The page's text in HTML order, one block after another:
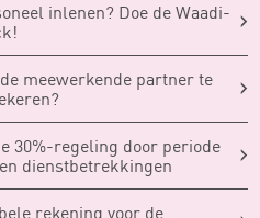
inlenen? Doe de Waadi-
meewerkende partner te
30%-regeling door periode
dienstbetrekkingen
rekening voor de